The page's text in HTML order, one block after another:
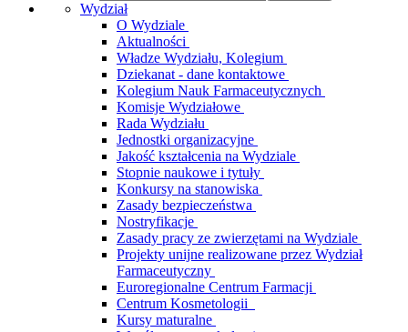
Wydział
O Wydziale
Aktualności
Władze Wydziału, Kolegium
Dziekanat - dane kontaktowe
Kolegium Nauk Farmaceutycznych
Komisje Wydziałowe
Rada Wydziału
Jednostki organizacyjne
Jakość kształcenia na Wydziale
Stopnie naukowe i tytuły
Konkursy na stanowiska
Zasady bezpieczeństwa
Nostryfikacje
Zasady pracy ze zwierzętami na Wydziale
Projekty unijne realizowane przez Wydział
Farmaceutyczny
Euroregionalne Centrum Farmacji
Centrum Kosmetologii
Kursy maturalne